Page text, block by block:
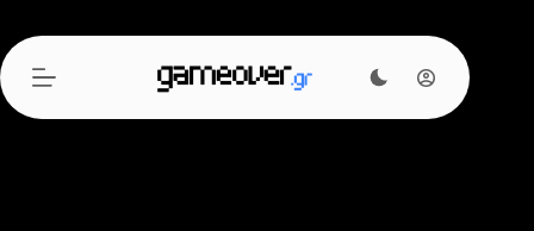
περιεχόμενο